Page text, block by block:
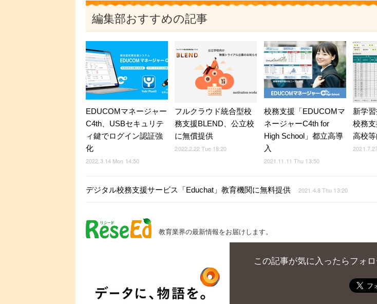
編集部おすすめの記事
EDUCOMマネージャー
C4th、USBセキュリテ
ィ鍵でログイン認証強
化
2022.3.14 Mon 14:50
フルクラウド統合型校
務支援BLEND、公立校
に無償提供
2022.2.22 Tue 18:20
校務支援「EDUCOMマ
ネージャーC4th for
High School」都立高導
入
2021.11.11 Thu 13:50
新学
校務支
高校
デジタル校務支援サービス「Educhat」教育機関に無料提供 2021.4.8 Thu 13:20
教育業界の最新情報をお届けします。
この記事が気に入ったらフォロ